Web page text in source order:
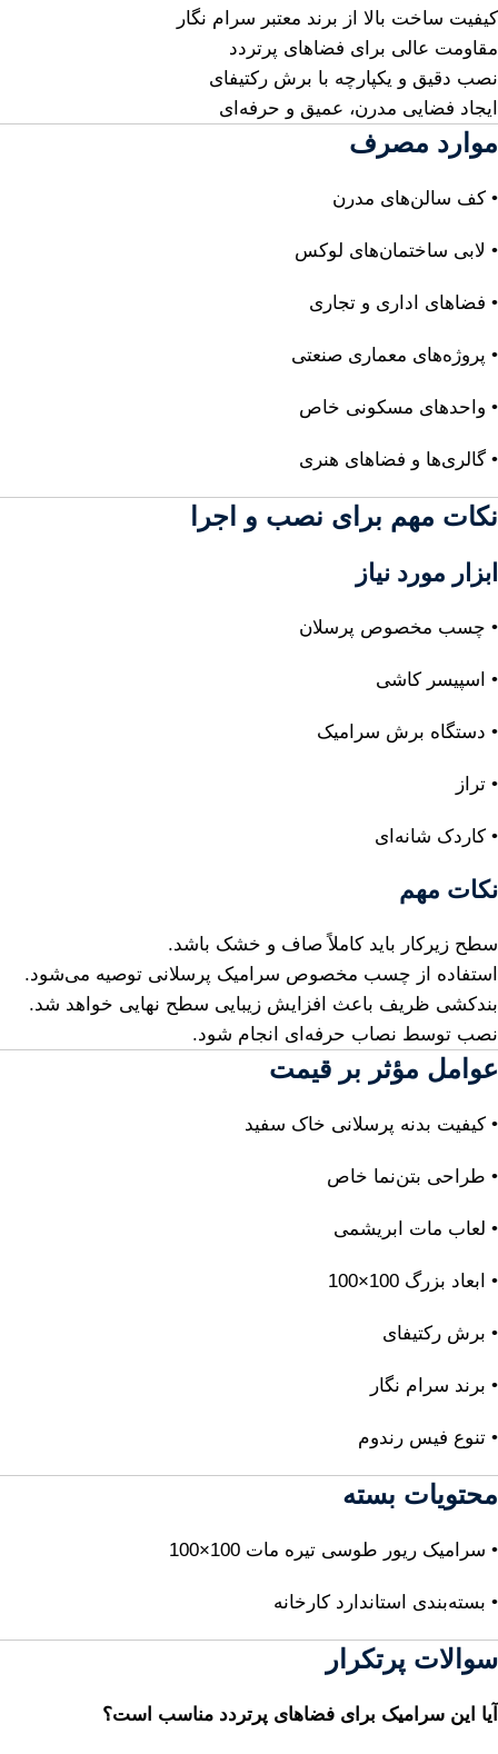
کیفیت ساخت بالا از برند معتبر سرام نگار
مقاومت عالی برای فضاهای پرتردد
نصب دقیق و یکپارچه با برش رکتیفای
ایجاد فضایی مدرن، عمیق و حرفه‌ای
موارد مصرف
• کف سالن‌های مدرن
• لابی ساختمان‌های لوکس
• فضاهای اداری و تجاری
• پروژه‌های معماری صنعتی
• واحدهای مسکونی خاص
• گالری‌ها و فضاهای هنری
نکات مهم برای نصب و اجرا
ابزار مورد نیاز
• چسب مخصوص پرسلان
• اسپیسر کاشی
• دستگاه برش سرامیک
• تراز
• کاردک شانه‌ای
نکات مهم
سطح زیرکار باید کاملاً صاف و خشک باشد.
استفاده از چسب مخصوص سرامیک پرسلانی توصیه می‌شود.
بندکشی ظریف باعث افزایش زیبایی سطح نهایی خواهد شد.
نصب توسط نصاب حرفه‌ای انجام شود.
عوامل مؤثر بر قیمت
• کیفیت بدنه پرسلانی خاک سفید
• طراحی بتن‌نما خاص
• لعاب مات ابریشمی
• ابعاد بزرگ 100×100
• برش رکتیفای
• برند سرام نگار
• تنوع فیس رندوم
محتویات بسته
• سرامیک ریور طوسی تیره مات 100×100
• بسته‌بندی استاندارد کارخانه
سوالات پرتکرار
آیا این سرامیک برای فضاهای پرتردد مناسب است؟